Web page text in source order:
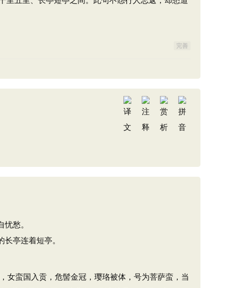
完善
愁。
亭连着短亭。
女蛮国入贡，危髻金冠，璎珞被体，号为菩萨蛮，当